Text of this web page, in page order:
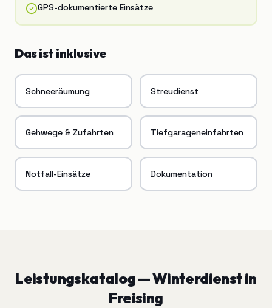
GPS-dokumentierte Einsätze
Das ist inklusive
Schneeräumung Streudienst
Gehwege & Zufahrten Tiefgarageneinfahrten
Notfall-Einsätze Dokumentation
Leistungskatalog —Winterdienstin
Freising